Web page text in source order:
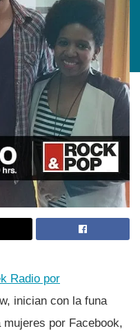
Radio por
inician con la funa
por Facebook,